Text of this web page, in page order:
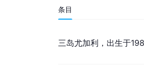
条目
三岛尤加利，出生于